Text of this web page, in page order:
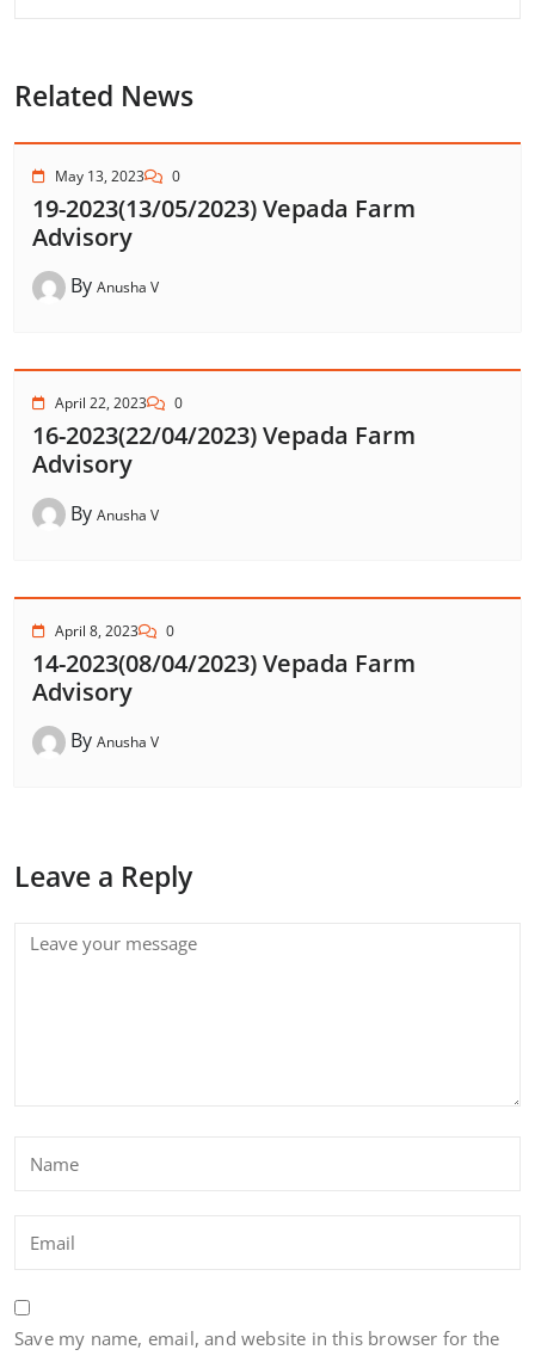
Related News
May 13, 2023 0
19-2023(13/05/2023) Vepada Farm
Advisory
By Anusha V
April 22, 2023 0
16-2023(22/04/2023) Vepada Farm
Advisory
By Anusha V
April 8, 2023 0
14-2023(08/04/2023) Vepada Farm
Advisory
By Anusha V
Leave a Reply
Save my name, email, and website in this browser for the